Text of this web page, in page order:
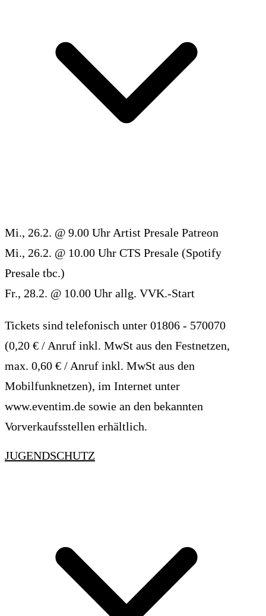
Mi., 26.2. @ 9.00 Uhr Artist Presale Patreon
Mi., 26.2. @ 10.00 Uhr CTS Presale (Spotify
Presale tbc.)
Fr., 28.2. @ 10.00 Uhr allg. VVK.-Start
Tickets sind telefonisch unter 01806 - 570070
(0,20 € / Anruf inkl. MwSt aus den Festnetzen,
max. 0,60 € / Anruf inkl. MwSt aus den
Mobilfunknetzen), im Internet unter
www.eventim.de sowie an den bekannten
Vorverkaufsstellen erhältlich.
JUGENDSCHUTZ